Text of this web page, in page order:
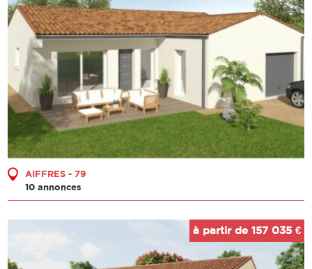
AIFFRES - 79
10 annonces
à partir de 157 035 €